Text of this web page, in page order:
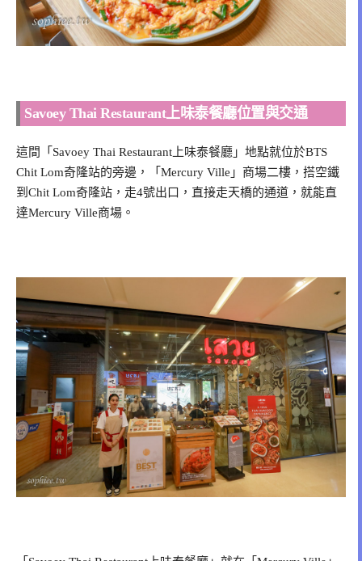
Savoey Thai Restaurant上味泰餐廳位置與交通
這間「Savoey Thai Restaurant上味泰餐廳」地點就位於BTS
Chit Lom奇隆站的旁邊，「Mercury Ville」商場二樓，搭空鐵
到Chit Lom奇隆站，走4號出口，直接走天橋的通道，就能直
達Mercury Ville商場。